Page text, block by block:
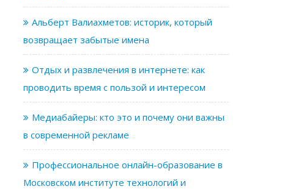
Альберт Валиахметов: историк, который
возвращает забытые имена
Отдых и развлечения в интернете: как
проводить время с пользой и интересом
Медиабайеры: кто это и почему они важны
в современной рекламе
Профессиональное онлайн-образование в
Московском институте технологий и